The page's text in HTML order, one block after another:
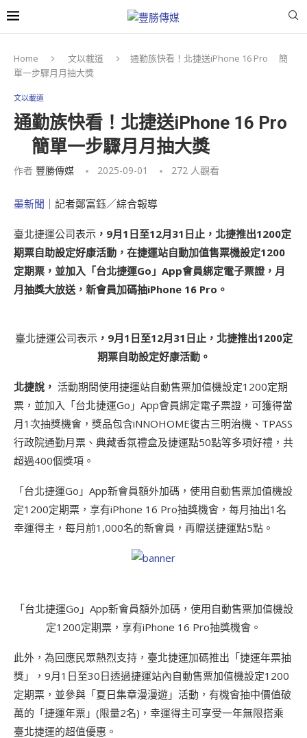
Home 文以載道
通勤族快看！北捷送iPhone 16 Pro 簡
單一步驟月月抽大獎
文以載道
通勤族快看！北捷送iPhone 16 Pro
簡單一步驟月月抽大獎
作者 豐勝傳媒 2025-09-01 272 人觀看
墨新聞 ｜記者鄭富鈺／綜合報導
臺北捷運公司表示 ， 9月1日至12月31日止，北捷推出1200定
期票自助設定好康活動，在捷運站自動加值售票機設定1200
定期票，並加入「台北捷運Go」App會員綁定電子票證，月
月抽獎大放送，新會員加碼抽iPhone 16 Pro。
臺北捷運公司表示， 9月1日至12月31日止，北捷推出1200定
期票自助設定好康活動。
北捷說， 活動期間使用捷運站自動售票加值機設定1200定期
票，並加入「台北捷運Go」App會員綁定電子票證，可獲得當
月1次抽獎機會，獎品包含iNNOHOME復古三明治機、TPASS
行政院通勤月票、典藏香氛禮盒及捷運點50點等多項好禮，共
超過400個獎項。
「台北捷運Go」App新會員額外加碼，使用自動售票加值機設
定1200定期票，享有iPhone 16 Pro抽獎機會，每月抽出1名
幸運得主，每月前1,000名的新會員，再贈送捷運點5點。
「台北捷運Go」App新會員額外加碼，使用自動售票加值機設
定1200定期票，享有iPhone 16 Pro抽獎機會。
此外，為回應民眾熱烈支持，臺北捷運加碼推出「捷運年票抽
獎」，9月1日至30日透過捷運站內自動售票加值機設定1200
定期票，並參與「夏日集章漫漫遊」活動，有機會抽中價值破
萬的「捷運年票」(限量2名)，幸運得主可享受一年無限搭乘
臺北捷運的超值優惠。